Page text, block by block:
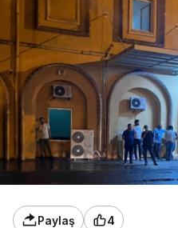
Paylaş 4